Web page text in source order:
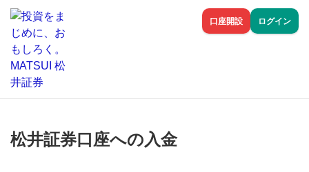
口座開設 ログイン
松井証券口座への入金